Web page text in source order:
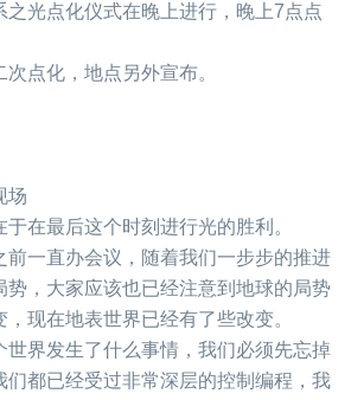
之光点化仪式在晚上进行，晚上7点点
点化，地点另外宣布。
场
在最后这个时刻进行光的胜利。
前一直办会议，随着我们一步步的推进
势，大家应该也已经注意到地球的局势
现在地表世界已经有了些改变。
世界发生了什么事情，我们必须先忘掉
们都已经受过非常深层的控制编程，我